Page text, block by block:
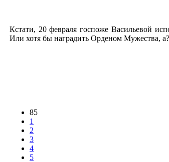
Кстати, 20 февраля госпоже Васильевой
Или хотя бы наградить Орденом Мужества, а?
85
1
2
3
4
5